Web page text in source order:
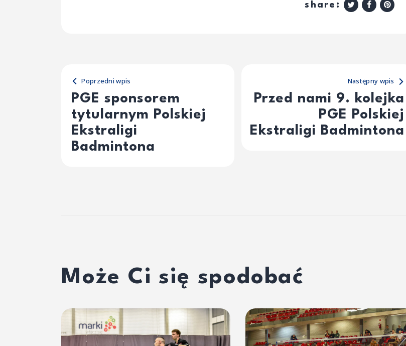
share:
Poprzedni wpis
PGE sponsorem
tytularnym Polskiej
Ekstraligi
Badmintona
Następny wpis
Przed nami 9. kolejka
PGE Polskiej
Ekstraligi Badmintona
Może Ci się spodobać